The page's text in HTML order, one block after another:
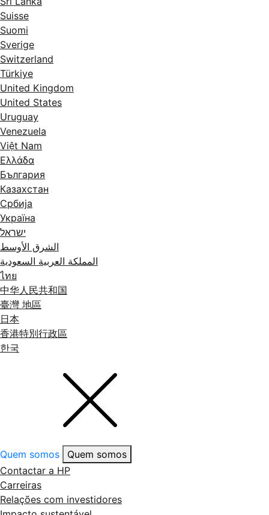
Suisse
Suomi
Sverige
Switzerland
Türkiye
United Kingdom
United States
Uruguay
Venezuela
Việt Nam
Ελλάδα
България
Казахстан
Србија
Україна
ישראל
الشرق الأوسط
المملكة العربية السعودية
ไทย
中华人民共和国
臺灣 地區
日本
香港特別行政區
한국
Quem somos
Quem somos
Contactar a HP
Carreiras
Relações com investidores